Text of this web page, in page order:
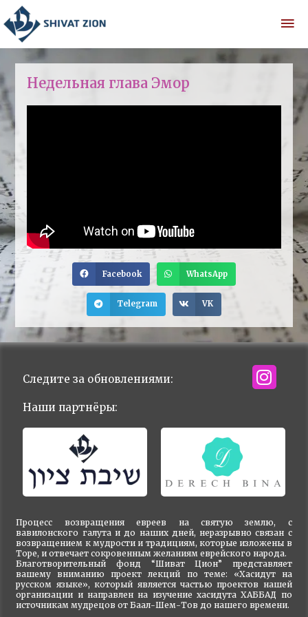
Недельная глава Эмор
Facebook WhatsApp
Telegram VK
Процесс возвращения евреев на святую землю, с
вавилонского галута и до наших дней, неразрывно связан с
возвращением к мудрости и традициям, которые изложены в
Торе, и отвечает сокровенным желаниям еврейского народа.
Благотворительный фонд “Шиват Цион” представляет
вашему вниманию проект лекций по теме: «Хасидут на
русском языке», который является частью проектов нашей
организации и направлен на изучение хасидута ХАББАД по
источникам мудрецов от Баал-Шем-Тов до нашего времени.
Следите за обновлениями:
Наши партнёры: